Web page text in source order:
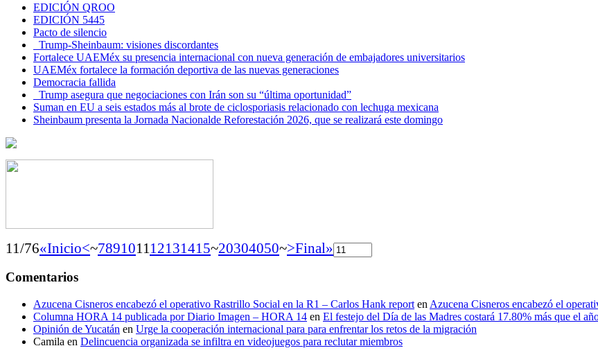
EDICIÓN QROO
EDICIÓN 5445
Pacto de silencio
Trump-Sheinbaum: visiones discordantes
Fortalece UAEMéx su presencia internacional con nueva generación de embajadores universitarios
UAEMéx fortalece la formación deportiva de las nuevas generaciones
Democracia fallida
Trump asegura que negociaciones con Irán son su “última oportunidad”
Suman en EU a seis estados más al brote de ciclosporiasis relacionado con lechuga mexicana
Sheinbaum presenta la Jornada Nacionalde Reforestación 2026, que se realizará este domingo
11/76«Inicio<~7891011 12131415~20304050~>Final»
Comentarios
Azucena Cisneros encabezó el operativo Rastrillo Social en la R1 – Carlos Hank report en Azucena Cisneros encabezó el
Columna HORA 14 publicada por Diario Imagen – HORA 14 en El festejo del Día de las Madres costará 17.80% más que el
Opinión de Yucatán en Urge la cooperación internacional para para enfrentar los retos de la migración
Camila en Delincuencia organizada se infiltra en videojuegos para reclutar miembros